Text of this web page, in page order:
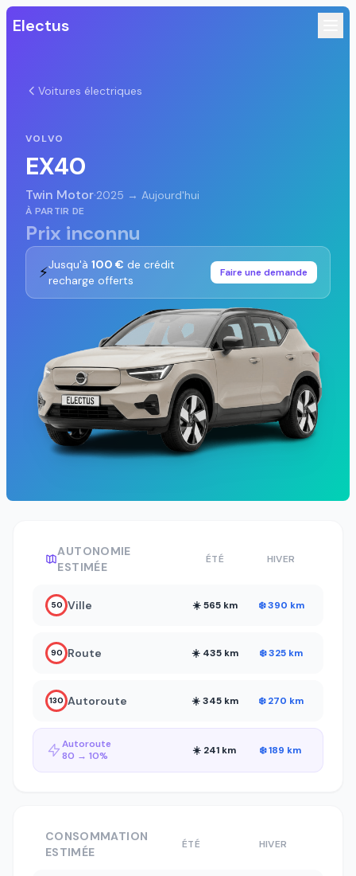
Electus
Voitures électriques
VOLVO
EX40
Twin Motor·2025 → Aujourd'hui
À PARTIR DE
Prix inconnu
⚡Jusqu'à 100 € de crédit
recharge offerts
Faire une demande
AUTONOMIE
ESTIMÉE
ÉTÉ HIVER
50 Ville ☀️ 565 km ❄️ 390 km
90 Route ☀️ 435 km ❄️ 325 km
130 Autoroute ☀️ 345 km ❄️ 270 km
Autoroute
80 → 10%
☀️ 241 km ❄️ 189 km
CONSOMMATION
ESTIMÉE
ÉTÉ HIVER